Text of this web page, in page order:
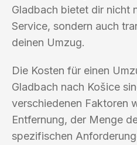
Gladbach bietet dir nicht
Service, sondern auch
deinen Umzug.
Die Kosten für einen
Gladbach nach Košice
verschiedenen Faktoren
Entfernung, der Menge
spezifischen